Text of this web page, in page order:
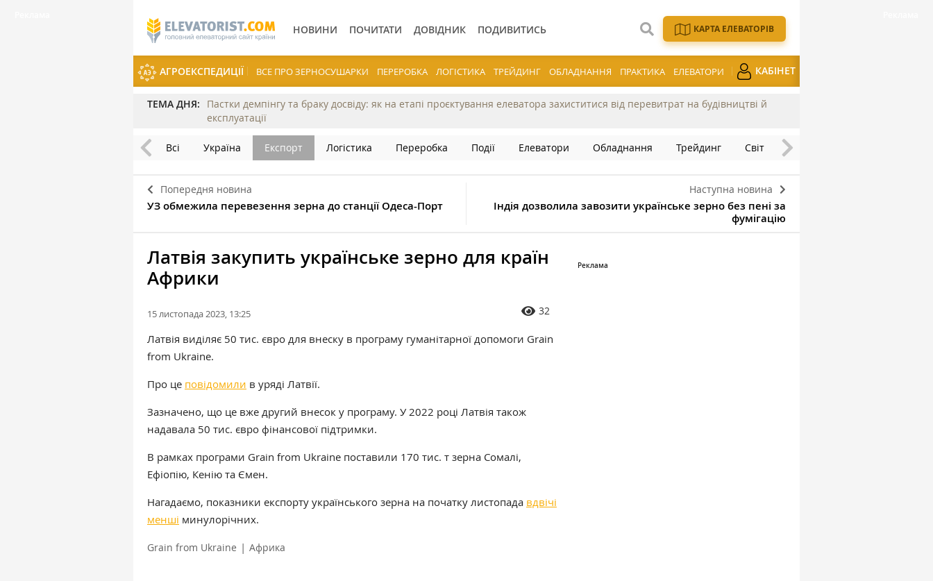
НОВИНИ ПОЧИТАТИ ДОВІДНИК ПОДИВИТИСЬ КАРТА ЕЛЕВАТОРІВ
АГРОЕКСПЕДИЦІЇ ВСЕ ПРО ЗЕРНОСУШАРКИ ПЕРЕРОБКА ЛОГІСТИКА ТРЕЙДИНГ ОБЛАДНАННЯ ПРАКТИКА ЕЛЕВАТОРИ КАБІНЕТ
ТЕМА ДНЯ:
Пастки демпінгу та браку досвіду: як на етапі проєктування елеватора захиститися від перевитрат на будівництві й
експлуатації
Всі Україна Експорт Логістика Переробка Події Елеватори Обладнання Трейдинг Світ
Попередня новина
УЗ обмежила перевезення зерна до станції Одеса-Порт
Наступна новина
Індія дозволила завозити українське зерно без пені за
фумігацію
Латвія закупить українське зерно для країн
Африки
15 листопада 2023, 13:25 32
Латвія виділяє 50 тис. євро для внеску в програму гуманітарної допомоги Grain
from Ukraine.
Про це повідомили в уряді Латвії.
Зазначено, що це вже другий внесок у програму. У 2022 році Латвія також
надавала 50 тис. євро фінансової підтримки.
В рамках програми Grain from Ukraine поставили 170 тис. т зерна Сомалі,
Ефіопію, Кенію та Ємен.
Нагадаємо, показники експорту українського зерна на початку листопада вдвічі
менші минулорічних.
Grain from Ukraine | Африка